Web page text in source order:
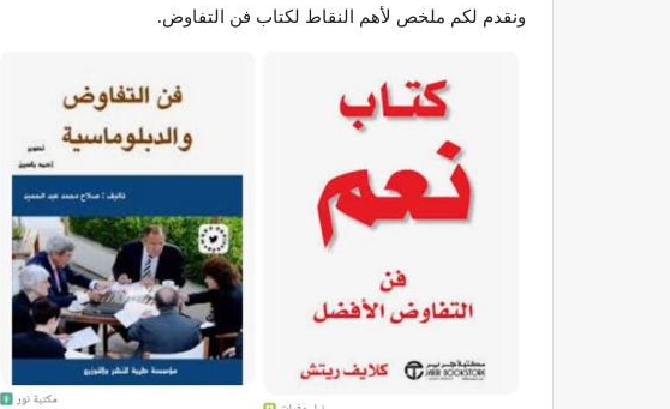
ونقدم لكم ملخص لأهم النقاط لكتاب فن التفاوض.